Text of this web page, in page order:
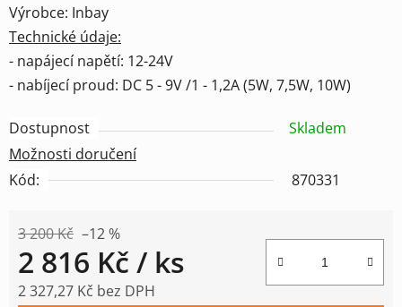
Výrobce: Inbay
Technické údaje:
- napájecí napětí: 12-24V
- nabíjecí proud: DC 5 - 9V /1 - 1,2A (5W, 7,5W, 10W)
Dostupnost
Skladem
Možnosti doručení
Kód:
870331
3 200 Kč –12 %
2 816 Kč / ks
2 327,27 Kč bez DPH